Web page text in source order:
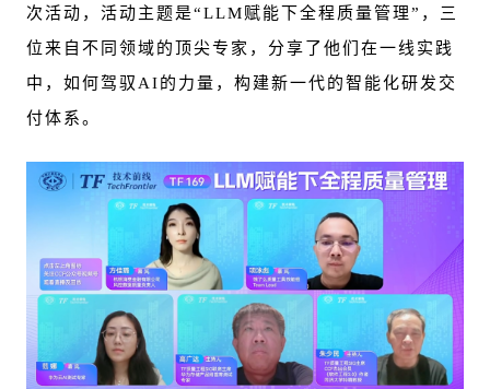
次活动，活动主题是“LLM赋能下全程质量管理”，三
位来自不同领域的顶尖专家，分享了他们在一线实践
中，如何驾驭AI的力量，构建新一代的智能化研发交
付体系。